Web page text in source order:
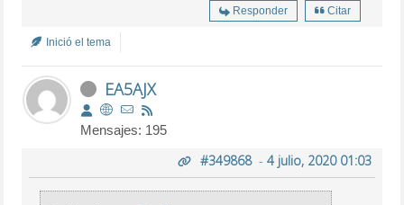
Responder Citar
Inició el tema
EA5AJX
Mensajes: 195
#349868- 4 julio, 2020 01:03